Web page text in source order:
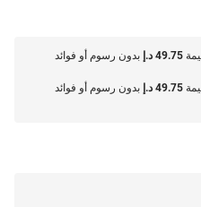
49.75 د.إ
بدون رسوم أو فوائد
49.75 د.إ
بدون رسوم أو فوائد